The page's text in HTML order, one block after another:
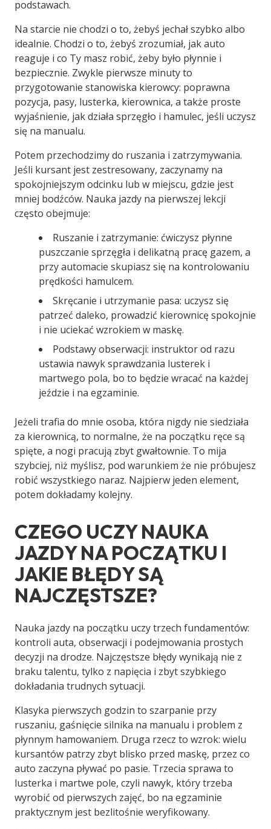
podstawach.
Na starcie nie chodzi o to, żebyś jechał szybko albo
idealnie. Chodzi o to, żebyś zrozumiał, jak auto
reaguje i co Ty masz robić, żeby było płynnie i
bezpiecznie. Zwykle pierwsze minuty to
przygotowanie stanowiska kierowcy: poprawna
pozycja, pasy, lusterka, kierownica, a także proste
wyjaśnienie, jak działa sprzęgło i hamulec, jeśli uczysz
się na manualu.
Potem przechodzimy do ruszania i zatrzymywania.
Jeśli kursant jest zestresowany, zaczynamy na
spokojniejszym odcinku lub w miejscu, gdzie jest
mniej bodźców. Nauka jazdy na pierwszej lekcji
często obejmuje:
Ruszanie i zatrzymanie: ćwiczysz płynne
puszczanie sprzęgła i delikatną pracę gazem, a
przy automacie skupiasz się na kontrolowaniu
prędkości hamulcem.
Skręcanie i utrzymanie pasa: uczysz się
patrzeć daleko, prowadzić kierownicę spokojnie
i nie uciekać wzrokiem w maskę.
Podstawy obserwacji: instruktor od razu
ustawia nawyk sprawdzania lusterek i
martwego pola, bo to będzie wracać na każdej
jeździe i na egzaminie.
Jeżeli trafia do mnie osoba, która nigdy nie siedziała
za kierownicą, to normalne, że na początku ręce są
spięte, a nogi pracują zbyt gwałtownie. To mija
szybciej, niż myślisz, pod warunkiem że nie próbujesz
robić wszystkiego naraz. Najpierw jeden element,
potem dokładamy kolejny.
CZEGO UCZY NAUKA
JAZDY NA POCZĄTKU I
JAKIE BŁĘDY SĄ
NAJCZĘSTSZE?
Nauka jazdy na początku uczy trzech fundamentów:
kontroli auta, obserwacji i podejmowania prostych
decyzji na drodze. Najczęstsze błędy wynikają nie z
braku talentu, tylko z napięcia i zbyt szybkiego
dokładania trudnych sytuacji.
Klasyka pierwszych godzin to szarpanie przy
ruszaniu, gaśnięcie silnika na manualu i problem z
płynnym hamowaniem. Druga rzecz to wzrok: wielu
kursantów patrzy zbyt blisko przed maskę, przez co
auto zaczyna pływać po pasie. Trzecia sprawa to
lusterka i martwe pole, czyli nawyk, który trzeba
wyrobić od pierwszych zajęć, bo na egzaminie
praktycznym jest bezlitośnie weryfikowany.